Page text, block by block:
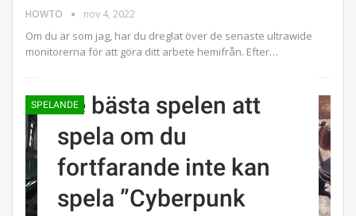
HOWTO nov 4, 2022
Om du är som jag, har du dreglat över de senaste ultrawide
monitorerna för att göra ditt arbete hemifrån. Efter…
SPELANDEDe bästa spelen att
spela om du
fortfarande inte kan
spela ”Cyberpunk